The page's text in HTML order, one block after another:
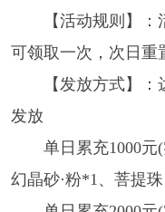
【活动规则】
可领取一次，次日重
【发放方式】
发放
单日累充1000元
幻晶砂·粉*1、菩提